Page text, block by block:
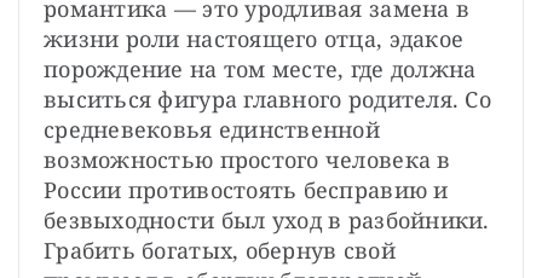
романтика — это уродливая замена в
жизни роли настоящего отца, эдакое
порождение на том месте, где должна
выситься фигура главного родителя. Со
средневековья единственной
возможностью простого человека в
России противостоять бесправию и
безвыходности был уход в разбойники.
Грабить богатых, обернув свой